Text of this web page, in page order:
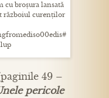
broșura lansată
războiul curenților
49 –
pericole